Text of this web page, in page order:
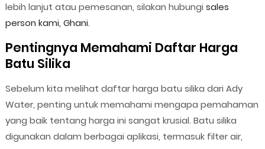
lebih lanjut atau pemesanan, silakan hubungi sales
person kami, Ghani.
Pentingnya Memahami Daftar Harga
Batu Silika
Sebelum kita melihat daftar harga batu silika dari Ady
Water, penting untuk memahami mengapa pemahaman
yang baik tentang harga ini sangat krusial. Batu silika
digunakan dalam berbagai aplikasi, termasuk filter air,